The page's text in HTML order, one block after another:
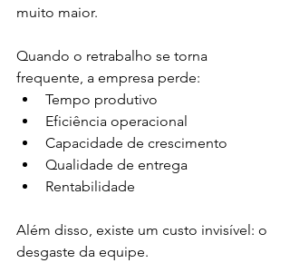
muito maior.
Quando o retrabalho se torna
frequente, a empresa perde:
Tempo produtivo
Eficiência operacional
Capacidade de crescimento
Qualidade de entrega
Rentabilidade
Além disso, existe um custo invisível: o
desgaste da equipe.